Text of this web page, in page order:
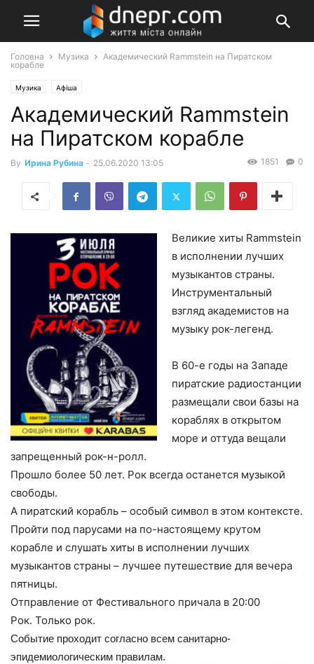
Головна Музика
Академический Rammstein на Пиратском
корабле
Музика Афіша
Академический Rammstein
на Пиратском корабле
By Ирина Рубина - 25.06.2020 13:05 0
1851
Великие хиты Rammstein
в исполнении лучших
музыкантов страны.
Инструментальный
взгляд академистов на
музыку рок-легенд.
В 60-е годы на Западе
пиратские радиостанции
размещали свои базы на
кораблях в открытом
море и оттуда вещали
запрещенный рок-н-ролл.
Прошло более 50 лет. Рок всегда останется музыкой
свободы.
А пиратский корабль – особый символ в этом контексте.
Пройти под парусами на по-настоящему крутом
корабле и слушать хиты в исполнении лучших
музыкантов страны – лучшее путешествие для вечера
пятницы.
Отправление от Фестивального причала в 20:00
Рок. Только рок.
Событие проходит согласно всем санитарно-
эпидемиологическим правилам.